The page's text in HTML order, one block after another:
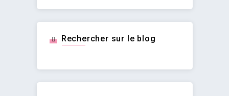
Rechercher sur le blog